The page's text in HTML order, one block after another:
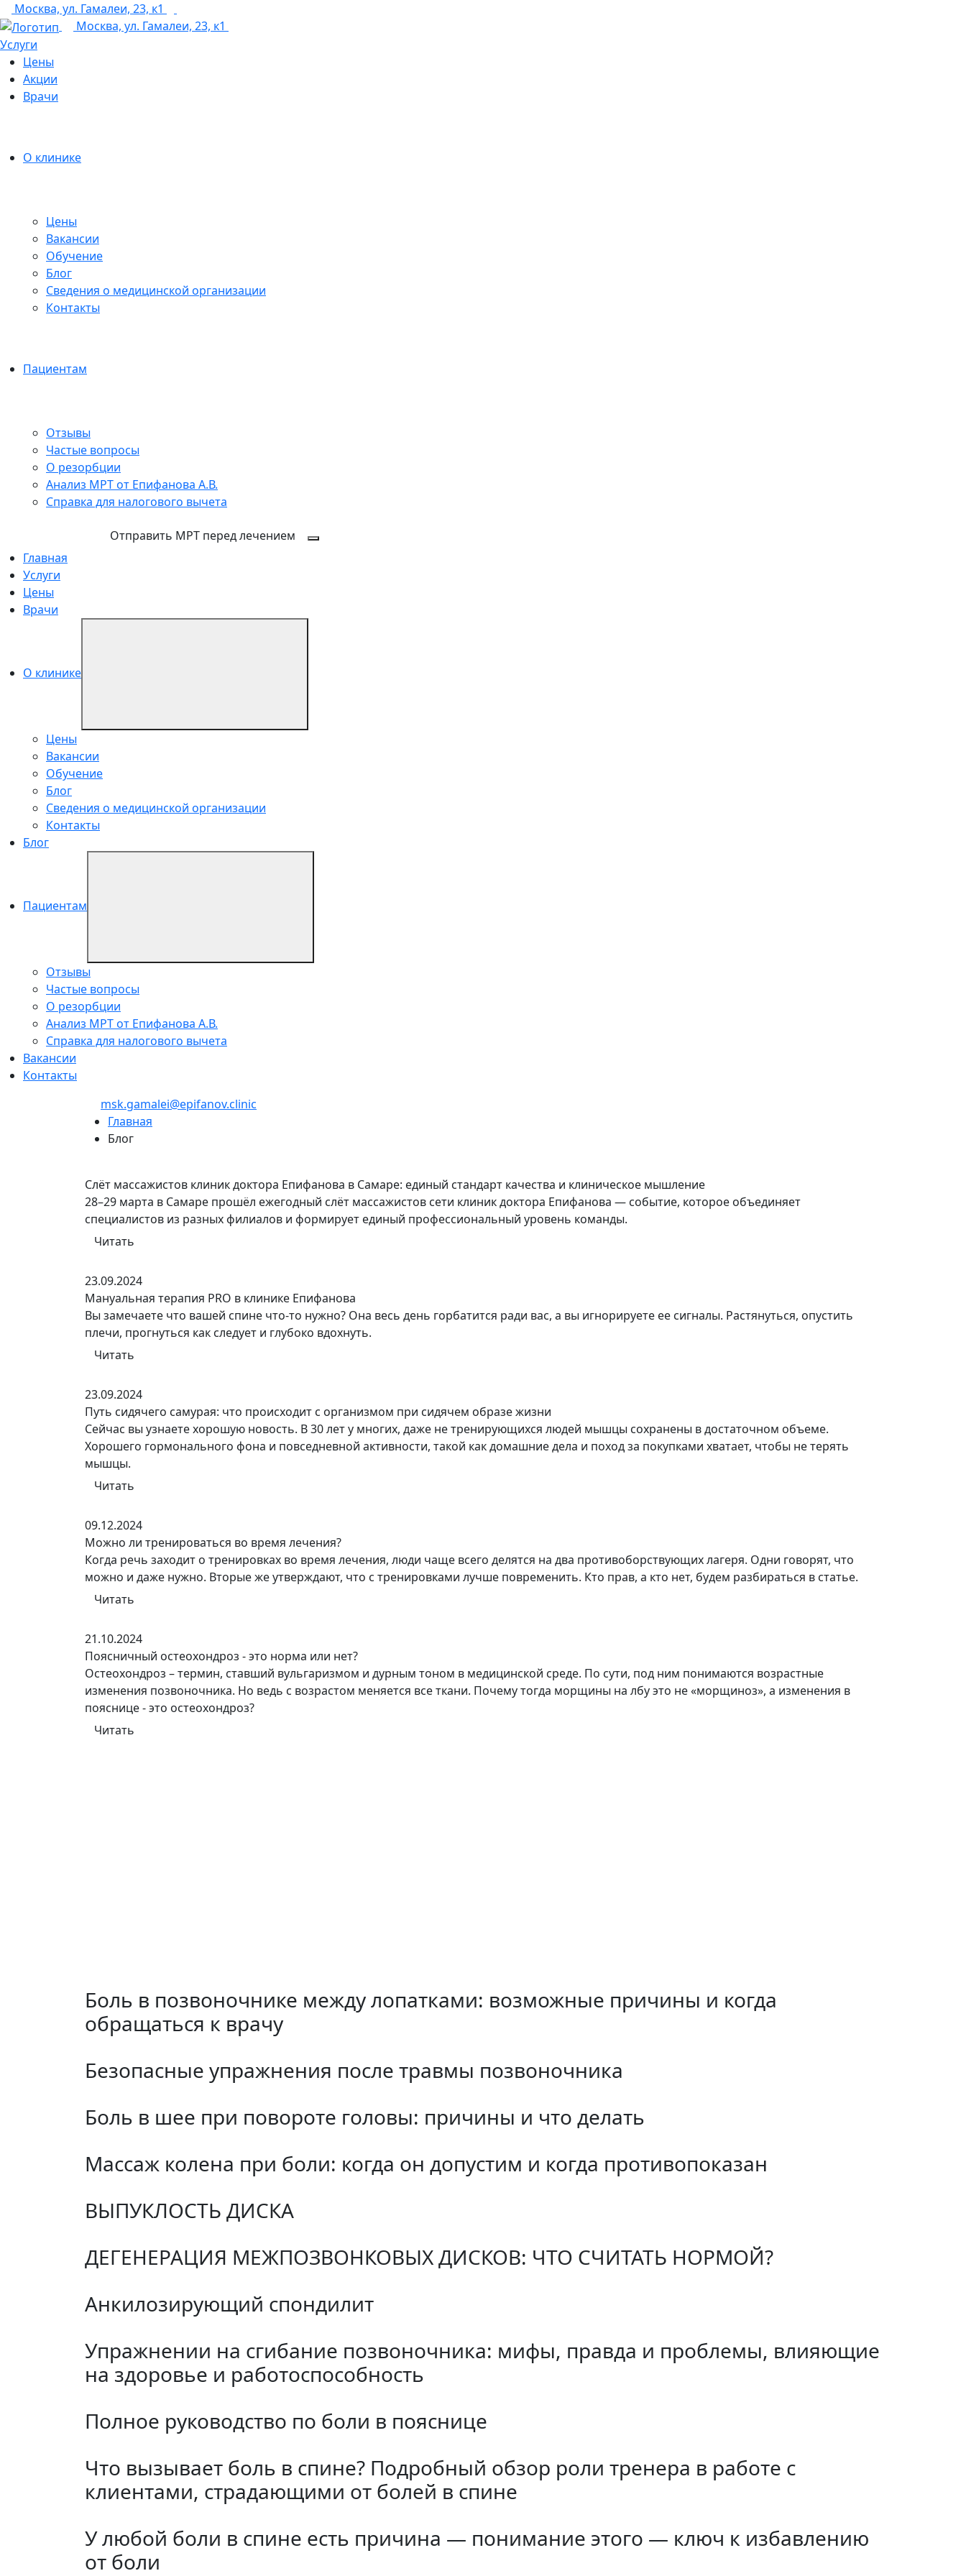
Москва, ул. Гамалеи, 23, к1
Москва, ул. Гамалеи, 23, к1
Услуги
Цены
Акции
Врачи
О клинике
Цены
Вакансии
Обучение
Блог
Сведения о медицинской организации
Контакты
Пациентам
Отзывы
Частые вопросы
О резорбции
Анализ МРТ от Епифанова А.В.
Справка для налогового вычета
Отправить МРТ перед лечением
Главная
Услуги
Цены
Врачи
О клинике
Цены
Вакансии
Обучение
Блог
Сведения о медицинской организации
Контакты
Блог
Пациентам
Отзывы
Частые вопросы
О резорбции
Анализ МРТ от Епифанова А.В.
Справка для налогового вычета
Вакансии
Контакты
msk.gamalei@epifanov.clinic
Главная
Блог
Слёт массажистов клиник доктора Епифанова в Самаре: единый стандарт качества и клиническое мышление
28–29 марта в Самаре прошёл ежегодный слёт массажистов сети клиник доктора Епифанова — событие, которое объединяет
специалистов из разных филиалов и формирует единый профессиональный уровень команды.
Читать
23.09.2024
Мануальная терапия PRO в клинике Епифанова
Вы замечаете что вашей спине что-то нужно? Она весь день горбатится ради вас, а вы игнорируете ее сигналы. Растянуться, опустить
плечи, прогнуться как следует и глубоко вдохнуть.
Читать
23.09.2024
Путь сидячего самурая: что происходит с организмом при сидячем образе жизни
Сейчас вы узнаете хорошую новость. В 30 лет у многих, даже не тренирующихся людей мышцы сохранены в достаточном объеме.
Хорошего гормонального фона и повседневной активности, такой как домашние дела и поход за покупками хватает, чтобы не терять
мышцы.
Читать
09.12.2024
Можно ли тренироваться во время лечения?
Когда речь заходит о тренировках во время лечения, люди чаще всего делятся на два противоборствующих лагеря. Одни говорят, что
можно и даже нужно. Вторые же утверждают, что с тренировками лучше повременить. Кто прав, а кто нет, будем разбираться в статье.
Читать
21.10.2024
Поясничный остеохондроз - это норма или нет?
Остеохондроз – термин, ставший вульгаризмом и дурным тоном в медицинской среде. По сути, под ним понимаются возрастные
изменения позвоночника. Но ведь с возрастом меняется все ткани. Почему тогда морщины на лбу это не «морщиноз», а изменения в
пояснице - это остеохондроз?
Читать
Боль в позвоночнике между лопатками: возможные причины и когда
обращаться к врачу
Безопасные упражнения после травмы позвоночника
Боль в шее при повороте головы: причины и что делать
Массаж колена при боли: когда он допустим и когда противопоказан
ВЫПУКЛОСТЬ ДИСКА
ДЕГЕНЕРАЦИЯ МЕЖПОЗВОНКОВЫХ ДИСКОВ: ЧТО СЧИТАТЬ НОРМОЙ?
Анкилозирующий спондилит
Упражнении на сгибание позвоночника: мифы, правда и проблемы, влияющие
на здоровье и работоспособность
Полное руководство по боли в пояснице
Что вызывает боль в спине? Подробный обзор роли тренера в работе с
клиентами, страдающими от болей в спине
У любой боли в спине есть причина — понимание этого — ключ к избавлению
от боли